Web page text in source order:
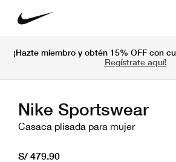
¡Hazte miembro y obtén 15% OFF con
Regístrate aquí!
Nike Sportswear
Casaca plisada para mujer
S/ 479.90